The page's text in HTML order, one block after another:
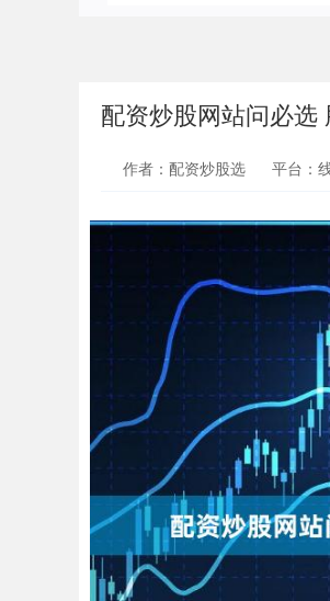
配资炒股网站问必选
作者：配资炒股选 平台：